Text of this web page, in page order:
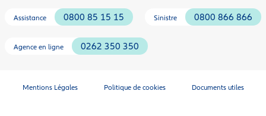
Assistance 0800 85 15 15 Sinistre 0800 866 866
Agence en ligne 0262 350 350
Mentions Légales Politique de cookies Documents utiles